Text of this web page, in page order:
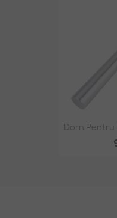
Dorn Pentru